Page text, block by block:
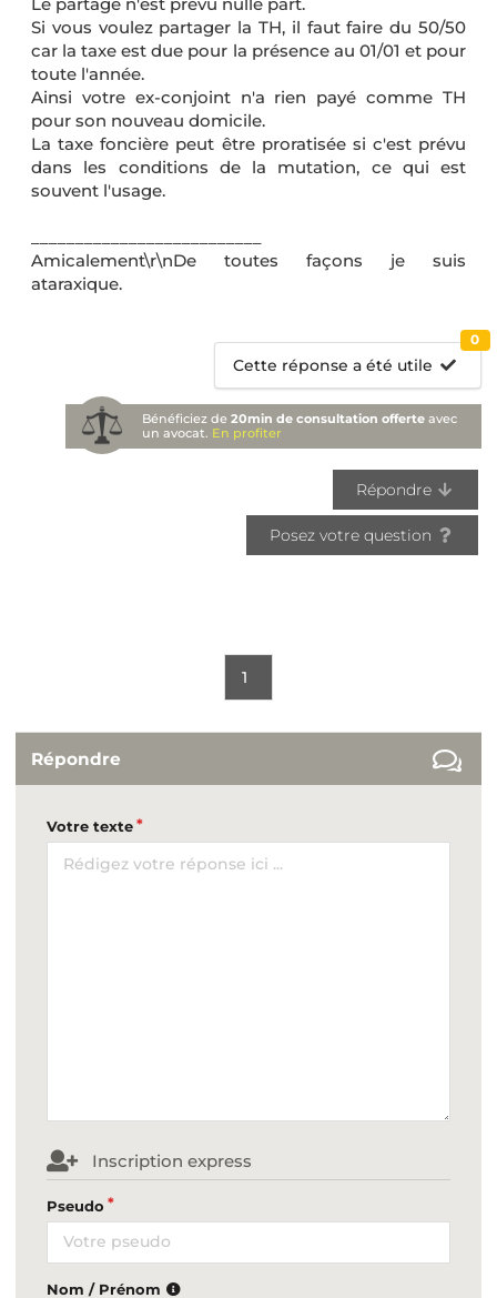
Si vous voulez partager la TH, il faut faire du 50/50
car la taxe est due pour la présence au 01/01 et pour
toute l'année.
Ainsi votre ex-conjoint n'a rien payé comme TH
pour son nouveau domicile.
La taxe foncière peut être proratisée si c'est prévu
dans les conditions de la mutation, ce qui est
souvent l'usage.
Amicalement\r\nDe toutes façons je suis
ataraxique.
Cette réponse a été utile
0
Bénéficiez de20min de consultation offerte avec
un avocat. En profiter
Répondre
Posez votre question
1
Répondre
Votre texte
Inscription express
Pseudo
Nom / Prénom